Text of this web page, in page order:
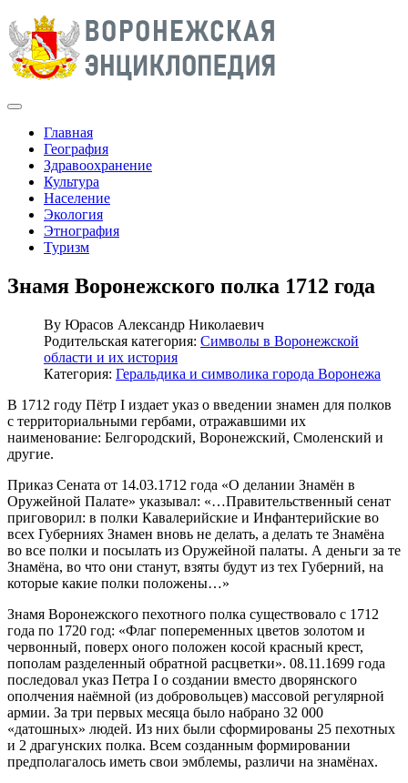
Главная
География
Здравоохранение
Культура
Население
Экология
Этнография
Туризм
Знамя Воронежского полка 1712 года
By Юрасов Александр Николаевич
Родительская категория: Символы в Воронежской
области и их история
Категория: Геральдика и символика города Воронежа
В 1712 году Пётр I издает указ о введении знамен для полков
с территориальными гербами, отражавшими их
наименование: Белгородский, Воронежский, Смоленский и
другие.
Приказ Сената от 14.03.1712 года «О делании Знамён в
Оружейной Палате» указывал: «…Правительственный сенат
приговорил: в полки Кавалерийские и Инфантерийские во
всех Губерниях Знамен вновь не делать, а делать те Знамёна
во все полки и посылать из Оружейной палаты. А деньги за те
Знамёна, во что они станут, взяты будут из тех Губерний, на
которые какие полки положены…»
Знамя Воронежского пехотного полка существовало с 1712
года по 1720 год: «Флаг попеременных цветов золотом и
червонный, поверх оного положен косой красный крест,
пополам разделенный обратной расцветки». 08.11.1699 года
последовал указ Петра I о создании вместо дворянского
ополчения наёмной (из добровольцев) массовой регулярной
армии. За три первых месяца было набрано 32 000
«датошных» людей. Из них были сформированы 25 пехотных
и 2 драгунских полка. Всем созданным формировании
предполагалось иметь свои эмблемы, различи на знамёнах.